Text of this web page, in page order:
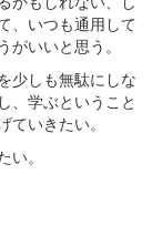
、いつも通用して
がいいと思う。
少しも無駄にしな
、学ぶということ
ていきたい。
い。